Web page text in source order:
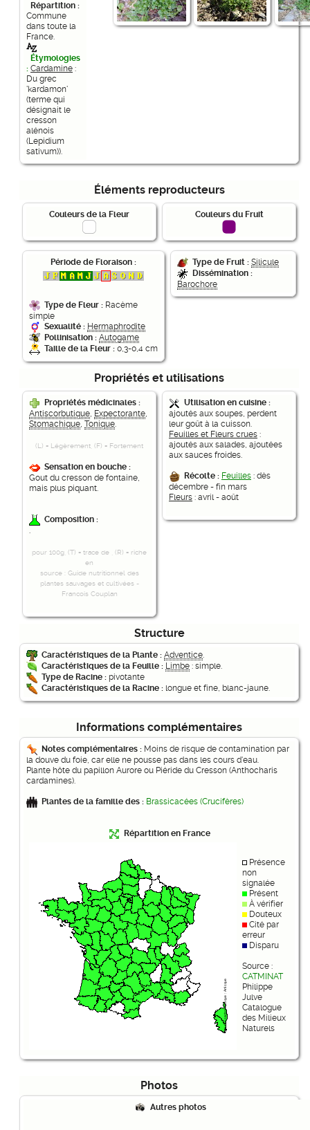
Répartition :
Commune
dans toute la
France.
Étymologies
: Cardamine :
Du grec
'kardamon'
(terme qui
désignait le
cresson
alénois
(Lepidium
sativum)).
Éléments reproducteurs
Couleurs de la Fleur Couleurs du Fruit
Période de Floraison :
Type de Fleur : Racème
simple
Sexualité : Hermaphrodite
Pollinisation : Autogame
Taille de la Fleur : 0,3-0,4 cm
Type de Fruit : Silicule
Dissémination :
Barochore
Propriétés et utilisations
Propriétés médicinales :
Antiscorbutique, Expectorante,
Stomachique, Tonique.
(L) = Légèrement, (F) = Fortement
Sensation en bouche :
Gout du cresson de fontaine,
mais plus piquant.
Composition :
.
pour 100g, (T) = trace de , (R) = riche
en
source : Guide nutritionnel des
plantes sauvages et cultivées -
Francois Couplan
Utilisation en cuisine :
ajoutés aux soupes, perdent
leur goût à la cuisson.
Feuilles et Fleurs crues :
ajoutés aux salades, ajoutées
aux sauces froides.
Récolte : Feuilles : dès
décembre - fin mars
Fleurs : avril - août
Structure
Caractéristiques de la Plante : Adventice.
Caractéristiques de la Feuille : Limbe : simple.
Type de Racine : pivotante
Caractéristiques de la Racine : longue et fine, blanc-jaune.
Informations complémentaires
Notes complémentaires : Moins de risque de contamination par
la douve du foie, car elle ne pousse pas dans les cours d'eau.
Plante hôte du papillon Aurore ou Piéride du Cresson (Anthocharis
cardamines).
Plantes de la famille des : Brassicacées (Crucifères)
Répartition en France
Présence
non
signalée
Présent
À vérifier
Douteux
Cité par
erreur
Disparu
Source :
CATMINAT
Philippe
Julve
Catalogue
des Milieux
Naturels
Photos
Autres photos